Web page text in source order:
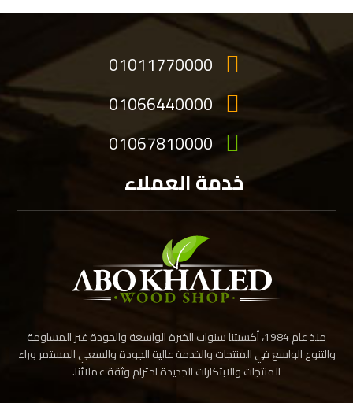
01011770000
01066440000
01067810000
خدمة العملاء
منذ عام 1984، أكسبتنا سنوات الخبرة الواسعة والجودة غير المساومة
والتنوع الواسع في المنتجات والخدمة عالية الجودة والسعي المستمر وراء
المنتجات والابتكارات الجديدة احترام وثقة عملائنا.